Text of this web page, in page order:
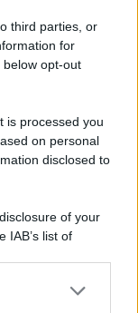
third parties, or
for
opt-out
is processed you
on personal
disclosed to
of your
IAB’s list of
to third parties